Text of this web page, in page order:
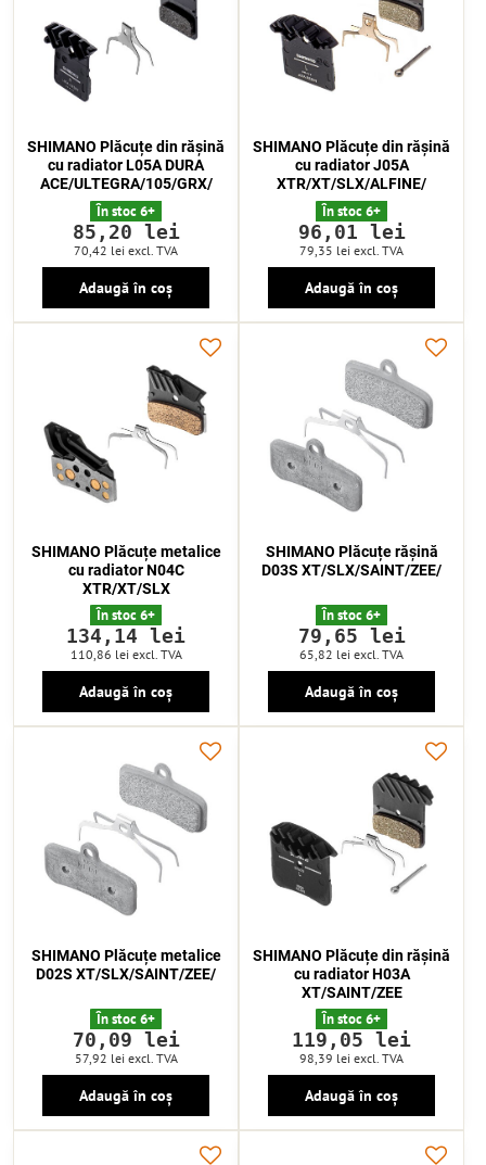
SHIMANO Plăcuțe din rășină
cu radiator L05A DURA
ACE/ULTEGRA/105/GRX/
În stoc 6+
85,20 lei
70,42 lei excl. TVA
Adaugă în coș
SHIMANO Plăcuțe din rășină
cu radiator J05A
XTR/XT/SLX/ALFINE/
În stoc 6+
96,01 lei
79,35 lei excl. TVA
Adaugă în coș
SHIMANO Plăcuțe metalice
cu radiator N04C
XTR/XT/SLX
În stoc 6+
134,14 lei
110,86 lei excl. TVA
Adaugă în coș
SHIMANO Plăcuțe rășină
D03S XT/SLX/SAINT/ZEE/
În stoc 6+
79,65 lei
65,82 lei excl. TVA
Adaugă în coș
SHIMANO Plăcuțe metalice
D02S XT/SLX/SAINT/ZEE/
În stoc 6+
70,09 lei
57,92 lei excl. TVA
Adaugă în coș
SHIMANO Plăcuțe din rășină
cu radiator H03A
XT/SAINT/ZEE
În stoc 6+
119,05 lei
98,39 lei excl. TVA
Adaugă în coș